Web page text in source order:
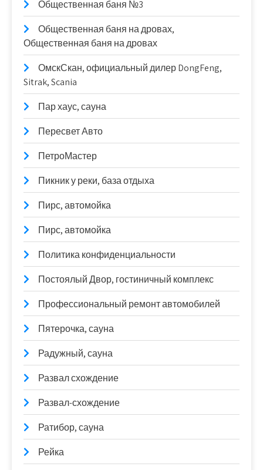
Общественная баня №3
Общественная баня на дровах,
Общественная баня на дровах
ОмскСкан, официальный дилер DongFeng,
Sitrak, Scania
Пар хаус, сауна
Пересвет Авто
ПетроМастер
Пикник у реки, база отдыха
Пирс, автомойка
Пирс, автомойка
Политика конфиденциальности
Постоялый Двор, гостиничный комплекс
Профессиональный ремонт автомобилей
Пятерочка, сауна
Радужный, сауна
Развал схождение
Развал-схождение
Ратибор, сауна
Рейка